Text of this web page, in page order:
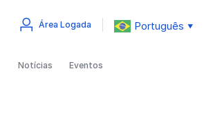
Área Logada Português ▼
Notícias Eventos